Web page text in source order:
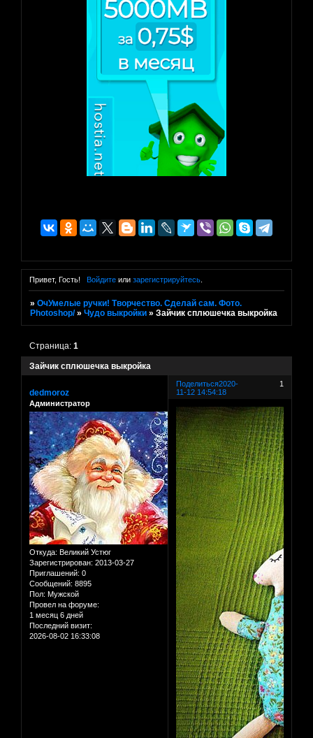
Привет, Гость! Войдитеили зарегистрируйтесь.
»ОчУмелые ручки! Творчество. Сделай сам. Фото.
Photoshop/ »Чудо выкройки »Зайчик сплюшечка выкройка
Зайчик сплюшечка выкройка
Страница:1
Поделиться 1
2020-
11-12 14:54:18
dedmoroz
Администратор
Откуда: Великий Устюг
Зарегистрирован: 2013-03-27
Приглашений: 0
Сообщений: 8895
Пол: Мужской
Провел на форуме:
1 месяц 6 дней
Последний визит:
2026-08-02 16:33:08